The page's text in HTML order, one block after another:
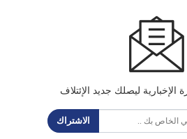
ليصلك جديد الإئتلاف
الاشتراك